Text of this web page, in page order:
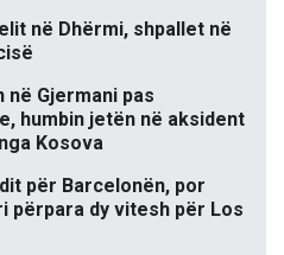
në Dhërmi, shpallet në
Gjermani pas
humbin jetën në aksident
Kosova
për Barcelonën, por
përpara dy vitesh për Los